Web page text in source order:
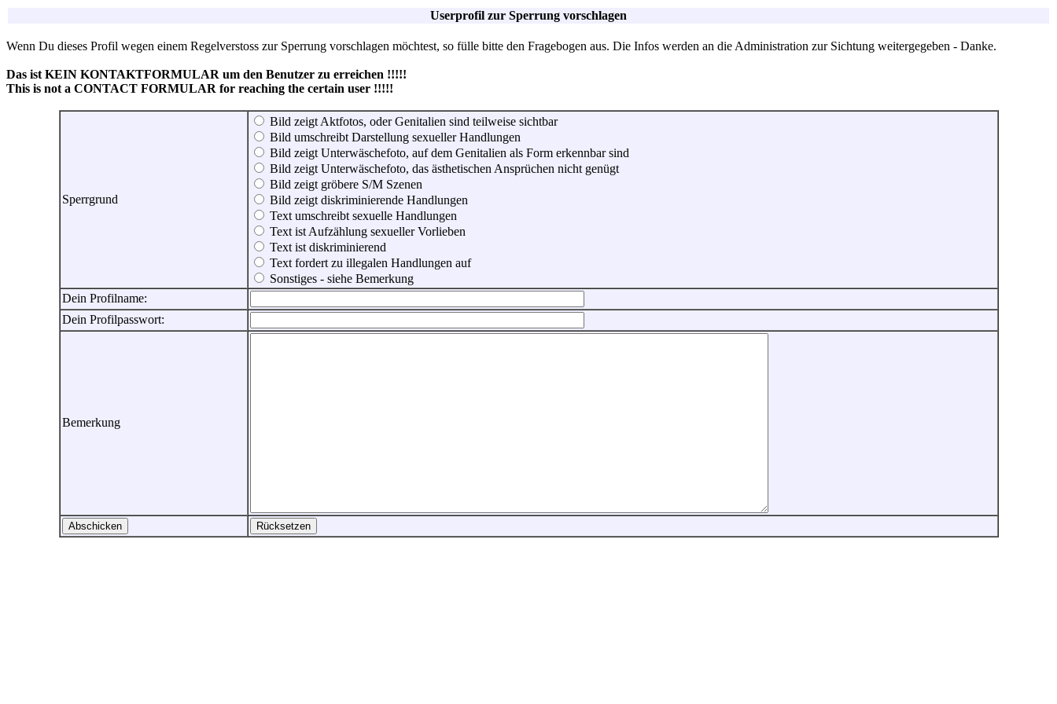
Userprofil zur Sperrung vorschlagen
Wenn Du dieses Profil wegen einem Regelverstoss zur Sperrung vorschlagen möchtest, so fülle bitte den Fragebogen aus. Die Infos werden an die Administration zur Sichtung weitergegeben - Danke.
Das ist KEIN KONTAKTFORMULAR um den Benutzer zu erreichen !!!!!
This is not a CONTACT FORMULAR for reaching the certain user !!!!!
Sperrgrund
Bild zeigt Aktfotos, oder Genitalien sind teilweise sichtbar
Bild umschreibt Darstellung sexueller Handlungen
Bild zeigt Unterwäschefoto, auf dem Genitalien als Form erkennbar sind
Bild zeigt Unterwäschefoto, das ästhetischen Ansprüchen nicht genügt
Bild zeigt gröbere S/M Szenen
Bild zeigt diskriminierende Handlungen
Text umschreibt sexuelle Handlungen
Text ist Aufzählung sexueller Vorlieben
Text ist diskriminierend
Text fordert zu illegalen Handlungen auf
Sonstiges - siehe Bemerkung
Dein Profilname:
Dein Profilpasswort:
Bemerkung